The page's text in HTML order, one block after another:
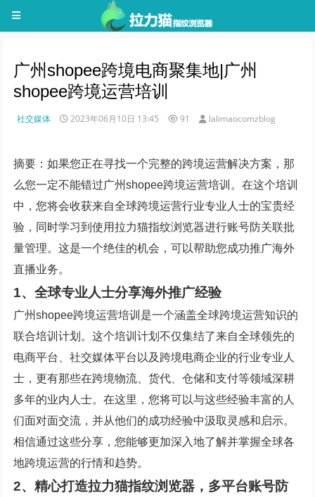
广州shopee跨境电商聚集地|广州
shopee跨境运营培训
社交媒体 2023年06月10日 13:45 91 lalimaocomzblog
摘要：如果您正在寻找一个完整的跨境运营解决方案，那
么您一定不能错过广州shopee跨境运营培训。在这个培训
中，您将会收获来自全球跨境运营行业专业人士的宝贵经
验，同时学习到使用拉力猫指纹浏览器进行账号防关联批
量管理。这是一个绝佳的机会，可以帮助您成功推广海外
直播业务。
1、全球专业人士分享海外推广经验
广州shopee跨境运营培训是一个涵盖全球跨境运营知识的
联合培训计划。这个培训计划不仅集结了来自全球领先的
电商平台、社交媒体平台以及跨境电商企业的行业专业人
士，更有那些在跨境物流、货代、仓储和支付等领域深耕
多年的业内人士。在这里，您将可以与这些经验丰富的人
们面对面交流，并从他们的成功经验中汲取灵感和启示。
相信通过这些分享，您能够更加深入地了解并掌握全球各
地跨境运营的行情和趋势。
2、精心打造拉力猫指纹浏览器，多平台账号防